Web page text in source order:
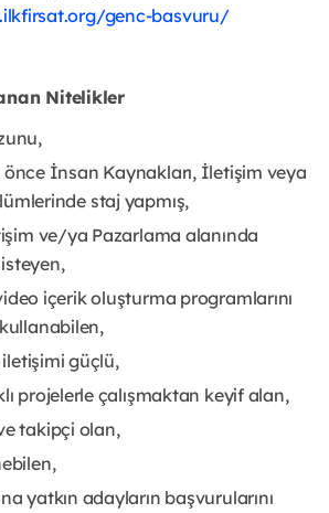
genc-basvuru/
Nitelikler
önce İnsan Kaynakları, İletişim veya
staj yapmış,
ve/ya Pazarlama alanında
içerik oluşturma programlarını
iletişimi güçlü,
projelerle çalışmaktan keyif alan,
takipçi olan,
yatkın adayların başvurularını